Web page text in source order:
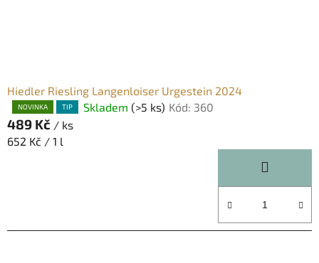
Hiedler Riesling Langenloiser Urgestein 2024
Průměrné
hodnocení
produktu
NOVINKA TIP Skladem (>5 ks) Kód: 360
489 Kč / ks
Měrná
652 Kč / 1 l